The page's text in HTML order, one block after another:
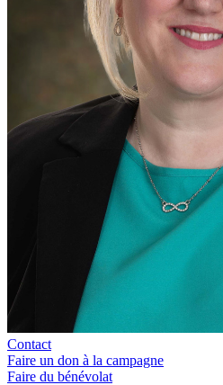
Contact
Faire un don à la campagne
Faire du bénévolat